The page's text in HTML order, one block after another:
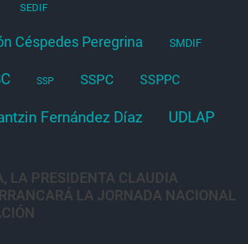
SEDIF
Céspedes Peregrina SMDIF
SSP SSPC SSPPC
Fernández Díaz UDLAP
LA PRESIDENTA CLAUDIA
LA JORNADA NACIONAL